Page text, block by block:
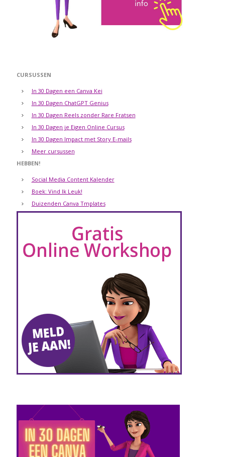
CURSUSSEN
In 30 Dagen een Canva Kei
In 30 Dagen ChatGPT Genius
In 30 Dagen Reels zonder Rare Fratsen
In 30 Dagen je Eigen Online Cursus
In 30 Dagen Impact met Story E-mails
Meer cursussen
HEBBEN!
Social Media Content Kalender
Boek: Vind Ik Leuk!
Duizenden Canva Tmplates